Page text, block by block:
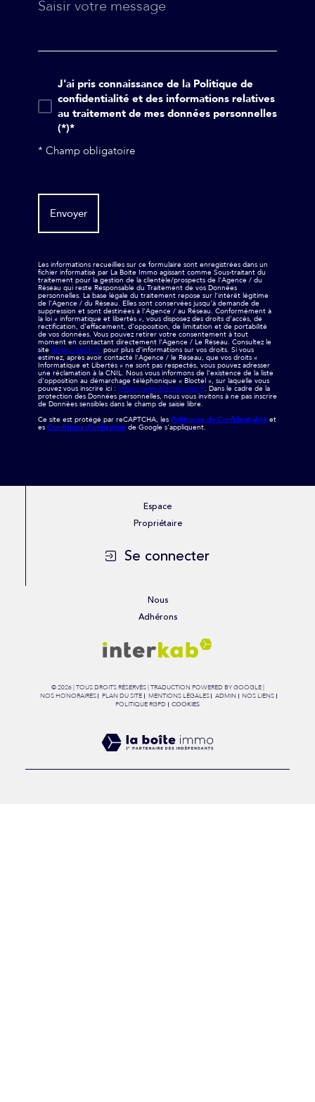
J'ai pris connaissance de la Politique de
confidentialité et des informations relatives
au traitement de mes données personnelles
(*)*
* Champ obligatoire
Envoyer
Les informations recueillies sur ce formulaire sont enregistrées dans un
fichier informatisé par La Boite Immo agissant comme Sous-traitant du
traitement pour la gestion de la clientèle/prospects de l'Agence / du
Réseau qui reste Responsable du Traitement de vos Données
personnelles. La base légale du traitement repose sur l'intérêt légitime
de l'Agence / du Réseau. Elles sont conservées jusqu'à demande de
suppression et sont destinées à l'Agence / au Réseau. Conformément à
la loi « informatique et libertés », vous disposez des droits d’accès, de
rectification, d’effacement, d’opposition, de limitation et de portabilité
de vos données. Vous pouvez retirer votre consentement à tout
moment en contactant directement l’Agence / Le Réseau. Consultez le
site https://cnil.fr/fr pour plus d’informations sur vos droits. Si vous
estimez, après avoir contacté l'Agence / le Réseau, que vos droits «
Informatique et Libertés » ne sont pas respectés, vous pouvez adresser
une réclamation à la CNIL. Nous vous informons de l’existence de la liste
d'opposition au démarchage téléphonique « Bloctel », sur laquelle vous
pouvez vous inscrire ici : https://www.bloctel.gouv.fr. Dans le cadre de la
protection des Données personnelles, nous vous invitons à ne pas inscrire
de Données sensibles dans le champ de saisie libre.
Ce site est protégé par reCAPTCHA, les Politiques de Confidentialité et
es Conditions d'utilisation de Google s'appliquent.
Espace
Propriétaire
Se connecter
Nous
Adhérons
© 2026 | TOUS DROITS RÉSERVÉS | TRADUCTION POWERED BY GOOGLE |
NOS HONORAIRES
PLAN DU SITE MENTIONS LÉGALES ADMIN
NOS LIENS
POLITIQUE RGPD
COOKIES